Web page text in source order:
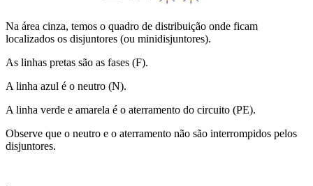
Na área cinza, temos o quadro de distribuição onde ficam
localizados os disjuntores (ou minidisjuntores).
As linhas pretas são as fases (F).
A linha azul é o neutro (N).
A linha verde e amarela é o aterramento do circuito (PE).
Observe que o neutro e o aterramento não são interrompidos pelos
disjuntores.